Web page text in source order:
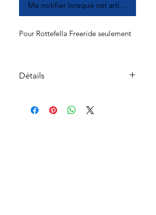
Me notifier lorsque cet article est
Pour Rottefella Freeride seulement
Détails